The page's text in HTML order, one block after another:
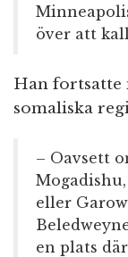
över att
Han fortsatte
somaliska
– Oavsett
eller
en plats